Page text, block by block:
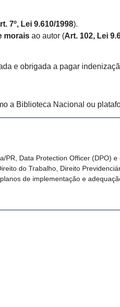
7º, Lei 9.610/1998).
morais ao autor (Art. 102, Lei
e obrigada a pagar
a Biblioteca Nacional ou
PR, Data Protection Officer (DPO)
do Trabalho, Direito
de implementação e